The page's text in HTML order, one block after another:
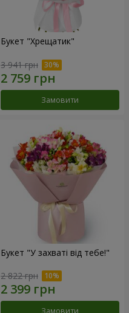
Букет "Хрещатик"
3 941 грн
Замовити
Букет "У захваті від тебе!"
2 822 грн